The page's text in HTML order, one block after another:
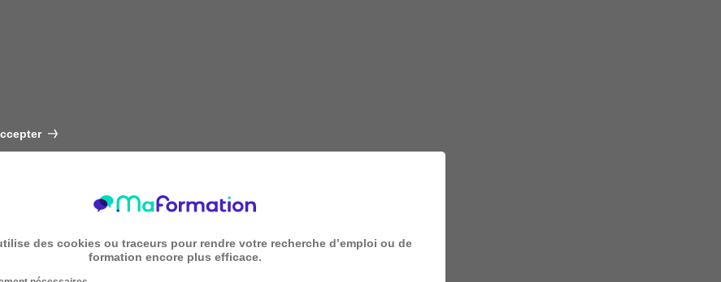
des cookies ou traceurs pour rendre votre recherche d’emploi ou de
formation encore plus efficace.